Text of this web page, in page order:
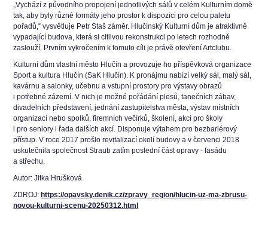
„Vychází z původního propojení jednotlivých sálů v celém Kulturním domě
tak, aby byly různé formáty jeho prostor k dispozici pro celou paletu
pořadů,“ vysvětluje Petr Staš záměr. Hlučínský Kulturní dům je atraktivně
vypadající budova, která si citlivou rekonstrukci po letech rozhodně
zaslouží. Prvním vykročením k tomuto cíli je právě otevření Artclubu.
Kulturní dům vlastní město Hlučín a provozuje ho příspěvková organizace
Sport a kultura Hlučín (SaK Hlučín). K pronájmu nabízí velký sál, malý sál,
kavárnu a salonky, učebnu a vstupní prostory pro výstavy obrazů
i potřebné zázemí. V nich je možné pořádání plesů, tanečních zábav,
divadelních představení, jednání zastupitelstva města, výstav místních
organizací nebo spolků, firemních večírků, školení, akcí pro školy
i pro seniory i řada dalších akcí. Disponuje výtahem pro bezbariérový
přístup. V roce 2017 prošlo revitalizací okolí budovy a v červenci 2018
uskutečnila společnost Straub zatím poslední část opravy - fasádu
a střechu.
Autor: Jitka Hrušková
ZDROJ: https://opavsky.denik.cz/zpravy_region/hlucin-uz-ma-zbrusu-
novou-kulturni-scenu-20250312.html